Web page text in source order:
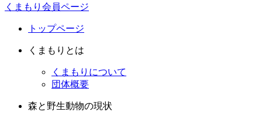
くまもり会員ページ
トップページ
くまもりとは
くまもりについて
団体概要
森と野生動物の現状